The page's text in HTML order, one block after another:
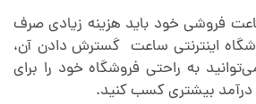
فروشی خود باید هزینه زیادی صرف
اینترنتی ساعت گسترش دادن آن،
به راحتی فروشگاه خود را برای
و درآمد بیشتری کسب کنید.